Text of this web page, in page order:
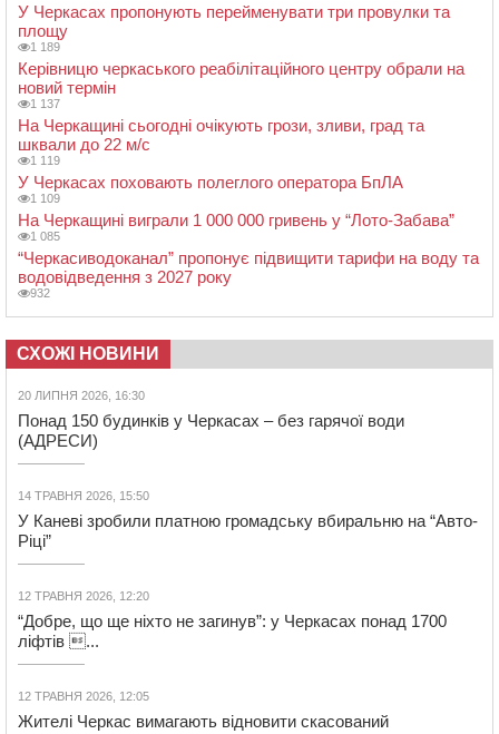
У Черкасах пропонують перейменувати три провулки та
площу
1 189
Керівницю черкаського реабілітаційного центру обрали на
новий термін
1 137
На Черкащині сьогодні очікують грози, зливи, град та
шквали до 22 м/с
1 119
У Черкасах поховають полеглого оператора БпЛА
1 109
На Черкащині виграли 1 000 000 гривень у “Лото-Забава”
1 085
“Черкасиводоканал” пропонує підвищити тарифи на воду та
водовідведення з 2027 року
932
СХОЖІ НОВИНИ
20 ЛИПНЯ 2026, 16:30
Понад 150 будинків у Черкасах – без гарячої води
(АДРЕСИ)
14 ТРАВНЯ 2026, 15:50
У Каневі зробили платною громадську вбиральню на “Авто-
Ріці”
12 ТРАВНЯ 2026, 12:20
“Добре, що ще ніхто не загинув”: у Черкасах понад 1700
ліфтів ...
12 ТРАВНЯ 2026, 12:05
Жителі Черкас вимагають відновити скасований